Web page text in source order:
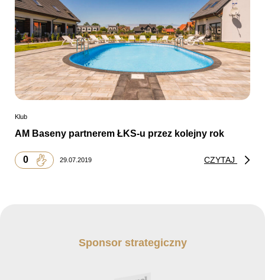
Klub
AM Baseny partnerem ŁKS-u przez kolejny rok
0 29.07.2019 CZYTAJ
Sponsor strategiczny